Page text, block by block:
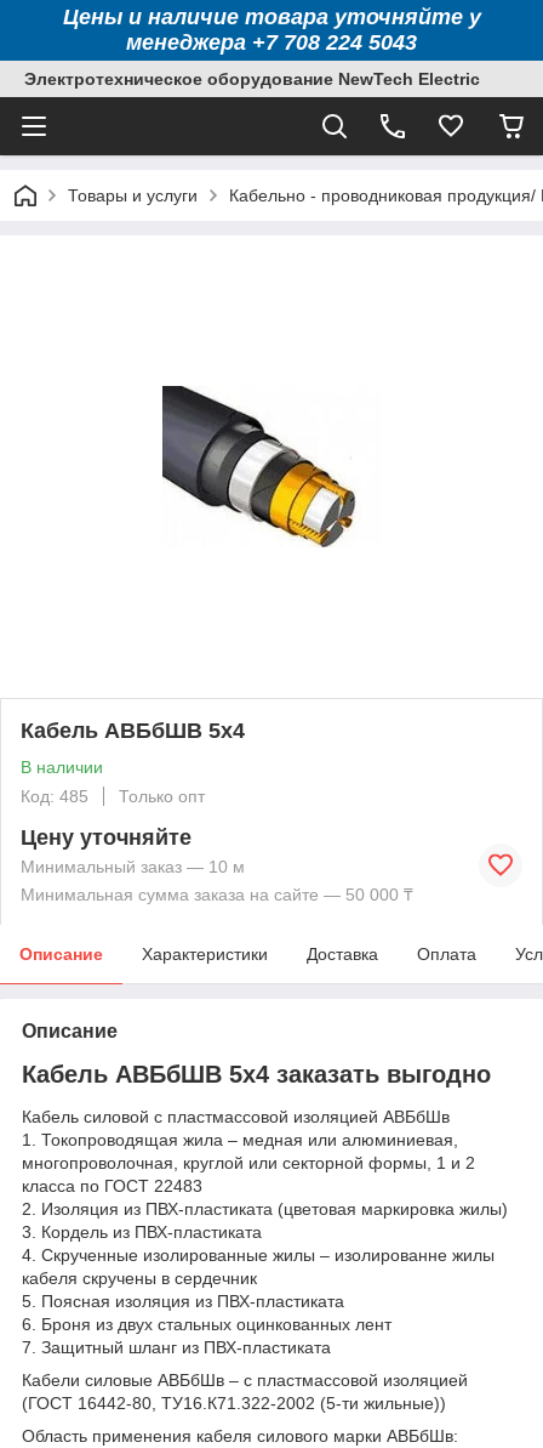
Цены и наличие товара уточняйте у
менеджера +7 708 224 5043
Электротехническое оборудование NewTech Electric
Товары и услуги Кабельно - проводниковая
Кабель АВБбШВ 5х4
В наличии
Код: 485
Только опт
Цену уточняйте
Минимальный заказ — 10 м
Минимальная сумма заказа на сайте — 50 000 ₸
Описание Характеристики Доставка Оплата
Описание
Кабель АВБбШВ 5х4 заказать выгодно
Кабель силовой с пластмассовой изоляцией АВБбШв
1. Токопроводящая жила – медная или алюминиевая,
многопроволочная, круглой или секторной формы, 1 и 2
класса по ГОСТ 22483
2. Изоляция из ПВХ-пластиката (цветовая маркировка жилы)
3. Кордель из ПВХ-пластиката
4. Скрученные изолированные жилы – изолированне жилы
кабеля скручены в сердечник
5. Поясная изоляция из ПВХ-пластиката
6. Броня из двух стальных оцинкованных лент
7. Защитный шланг из ПВХ-пластиката
Кабели силовые АВБбШв – с пластмассовой изоляцией
(ГОСТ 16442-80, ТУ16.К71.322-2002 (5-ти жильные))
Область применения кабеля силового марки АВБбШв: